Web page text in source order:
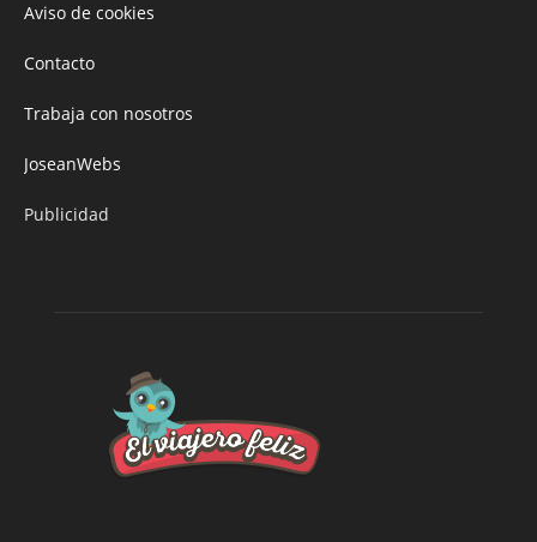
Aviso de cookies
Contacto
Trabaja con nosotros
JoseanWebs
Publicidad